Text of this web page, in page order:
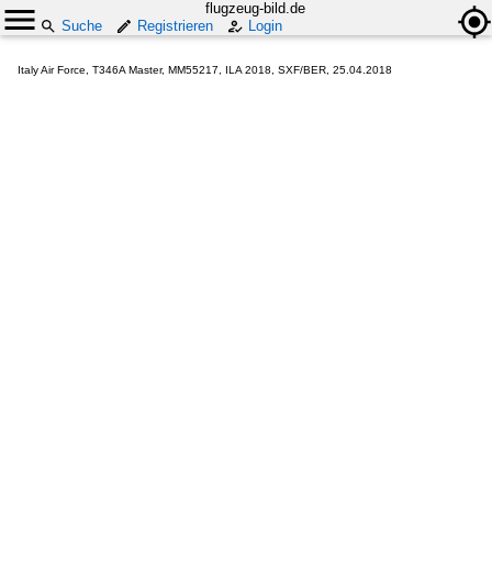
flugzeug-bild.de
Suche
Registrieren Login
Italy Air Force, T346A Master, MM55217, ILA 2018, SXF/BER, 25.04.2018